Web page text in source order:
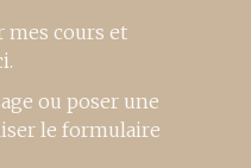
mes cours et
.
ou poser une
le formulaire